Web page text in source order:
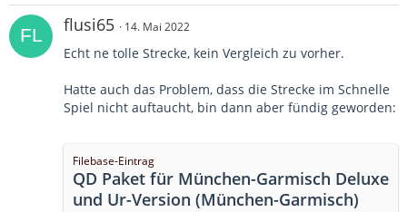
flusi65 14. Mai 2022
Echt ne tolle Strecke, kein Vergleich zu vorher.
Hatte auch das Problem, dass die Strecke im Schnelle
Spiel nicht auftaucht, bin dann aber fündig geworden:
Filebase-Eintrag
QD Paket für München-Garmisch Deluxe
und Ur-Version (München-Garmisch)